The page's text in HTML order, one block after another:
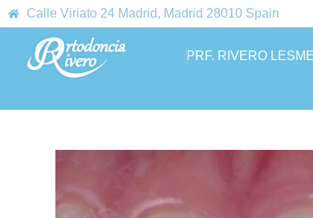
Calle Viriato 24 Madrid, Madrid 28010 Spain
PRF. RIVERO